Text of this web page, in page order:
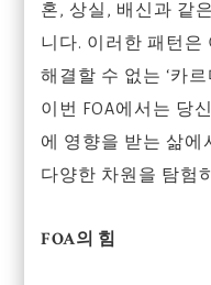
혼, 상실, 배신과 같
니다. 이러한 패턴은
해결할 수 없는 ‘카
이번 FOA에서는 당
에 영향을 받는 삶에
다양한 차원을 탐험
FOA의 힘